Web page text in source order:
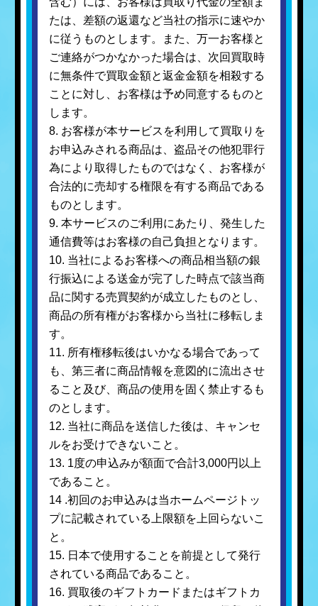
たは、差額の返還など当社の指示に速やか
に従うものとします。また、万一お客様と
ご連絡がつかなかった場合は、次回買取時
に無条件で買取金額と返金金額を相殺する
ことに対し、お客様は予め同意するものと
します。
8. お客様が本サービスを利用して買取りを
お申込みされる商品は、盗品その他犯罪行
為により取得したものではなく、お客様が
合法的に売却する権限を有する商品である
ものとします。
9. 本サービスのご利用にあたり、発生した
通信費等はお客様の自己負担となります。
10. 当社によるお客様への商品相当額の銀
行振込による送金が完了した時点で該当商
品に関する売買契約が成立したものとし、
商品の所有権がお客様から当社に移転しま
す。
11. 所有権移転後はいかなる場合であって
も、第三者に商品情報を意図的に流出させ
ること及び、商品の使用を固く禁止するも
のとします。
12. 当社に商品を送信した後は、キャンセ
ルをお受けできないこと。
13. 1度の申込みが額面で合計3,000円以上
であること。
14 .初回のお申込みは当ホームページトッ
プに記載されている上限額を上回らないこ
と。
15. 日本で使用することを前提として発行
されている商品であること。
16. 買取後のギフトカードまたはギフトカ